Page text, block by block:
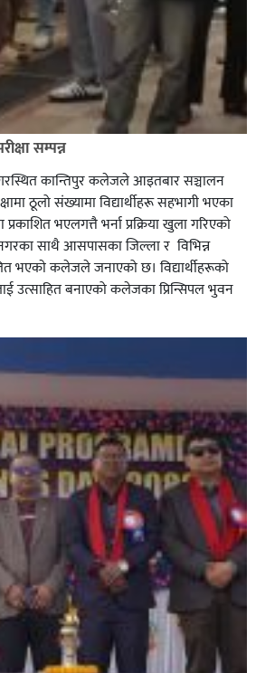
सम्पन्न
कान्तिपुर कलेजले आइतबार सञ्चालन
ठूलो संख्यामा विद्यार्थीहरू सहभागी भएका
भएलगत्तै भर्ना प्रक्रिया खुला गरिएको
साथै आसपासका जिल्ला र विभिन्न
भएकाे कलेजले जनाएको छ। विद्यार्थीहरूको
उत्साहित बनाएको कलेजका प्रिन्सिपल भुवन